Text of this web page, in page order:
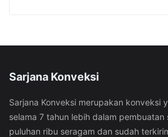
Sarjana Konveksi
Sarjana Konveksi merupakan konveksi
selama 7 tahun lebih dalam
puluhan ribu seragam dan sudah